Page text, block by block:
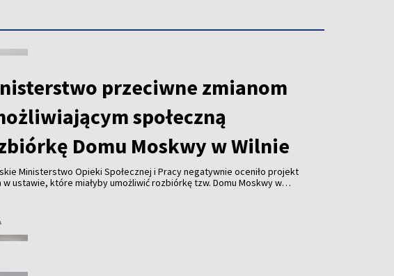
przeciwne zmianom
społeczną
Domu Moskwy w Wilnie
Ministerstwo Opieki Społecznej i Pracy negatywnie oceniło projekt
w ustawie, które miałyby umożliwić rozbiórkę tzw. Domu Moskwy w